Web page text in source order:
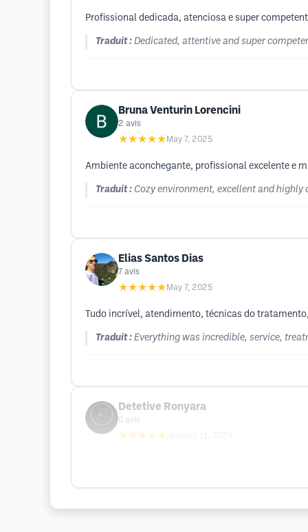
Profissional dedicada, atenciosa e super
Traduit : Dedicated, attentive and super
Bruna Venturin Lorencini
2 avis
★★★★★ May 7, 2025
Ambiente aconchegante, profissional excelente e
Traduit : Cozy environment, excellent and
Elias Santos Dias
7 avis
★★★★★ May 7, 2025
Tudo incrível, atendimento, técnicas do
Traduit : Everything was incredible, service,
Detetive Ronyara
avis
★★★★★